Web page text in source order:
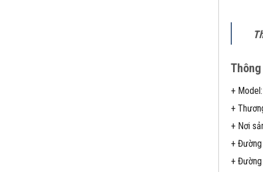
+
+
+ Nơi
+ Đường
+